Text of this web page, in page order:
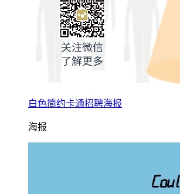
白色简约卡通招聘海报
海报